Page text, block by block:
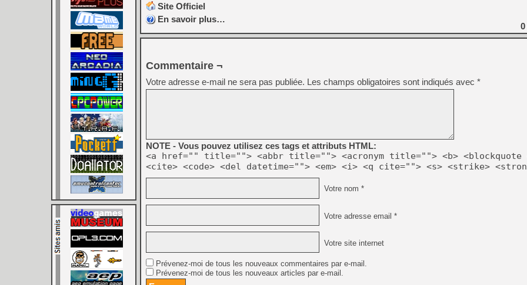
Site Officiel
En savoir plus…
0
Commentaire ¬
Votre adresse e-mail ne sera pas publiée. Les champs obligatoires sont indiqués avec *
NOTE - Vous pouvez utilisez ces tags et attributs HTML:
<a href="" title=""> <abbr title=""> <acronym title=""> <b> <blockquote
<cite> <code> <del datetime=""> <em> <i> <q cite=""> <s> <strike>
Votre nom *
Votre adresse email *
Votre site internet
Prévenez-moi de tous les nouveaux commentaires par e-mail.
Prévenez-moi de tous les nouveaux articles par e-mail.